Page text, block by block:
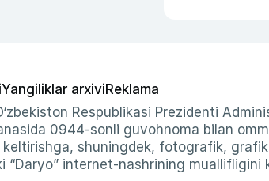
Yangiliklar arxiviReklama
Respublikasi Prezidenti
0944-sonli guvohnoma bilan
keltirishga, shuningdek, fotografik,
internet-nashrining muallifligini